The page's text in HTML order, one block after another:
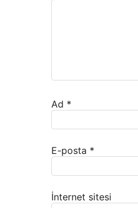
Ad *
E-posta *
İnternet sitesi